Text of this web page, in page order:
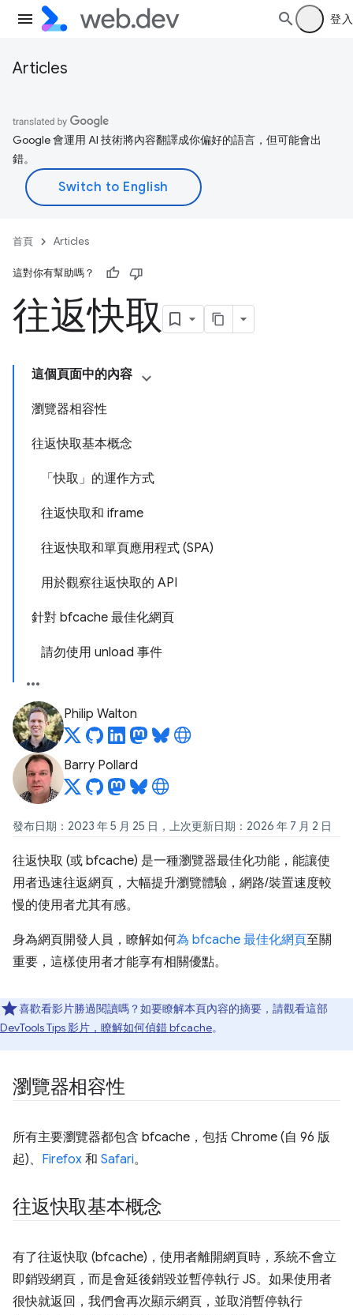
登入
Articles
Google 會運用 AI 技術將內容翻譯成你偏好的語言，但可能會出
錯。
首頁 Articles
這對你有幫助嗎？
往返快取
這個頁面中的內容
瀏覽器相容性
往返快取基本概念
「快取」的運作方式
往返快取和 iframe
往返快取和單頁應用程式 (SPA)
用於觀察往返快取的 API
針對 bfcache 最佳化網頁
請勿使用 unload 事件
Philip Walton
Barry Pollard
發布日期：2023 年 5 月 25 日，上次更新日期：2026 年 7 月 2 日
往返快取 (或 bfcache) 是一種瀏覽器最佳化功能，能讓使
用者迅速往返網頁，大幅提升瀏覽體驗，網路/裝置速度較
慢的使用者尤其有感。
身為網頁開發人員，瞭解如何為 bfcache 最佳化網頁至關
重要，這樣使用者才能享有相關優點。
喜歡看影片勝過閱讀嗎？如要瞭解本頁內容的摘要，請觀看這部
DevTools Tips 影片，瞭解如何偵錯 bfcache。
瀏覽器相容性
所有主要瀏覽器都包含 bfcache，包括 Chrome (自 96 版
起)、 Firefox 和 Safari。
往返快取基本概念
有了往返快取 (bfcache)，使用者離開網頁時，系統不會立
即銷毀網頁，而是會延後銷毀並暫停執行 JS。如果使用者
很快就返回，我們會再次顯示網頁，並取消暫停執行